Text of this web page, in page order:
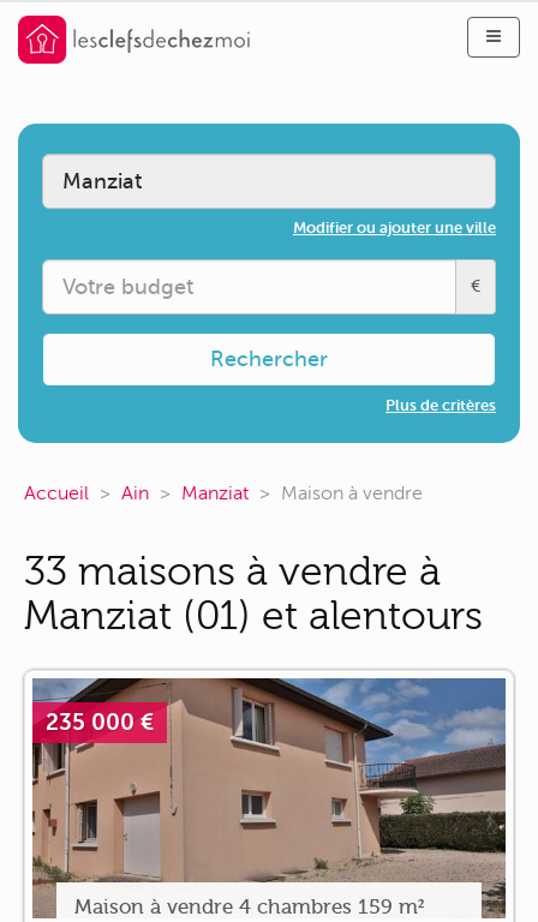
Modifier ou ajouter une ville
€
Rechercher
Plus de critères
Accueil Ain Manziat Maison à vendre
33 maisons à vendre à
Manziat (01) et alentours
235 000 €
Maison à vendre 4 chambres 159 m²